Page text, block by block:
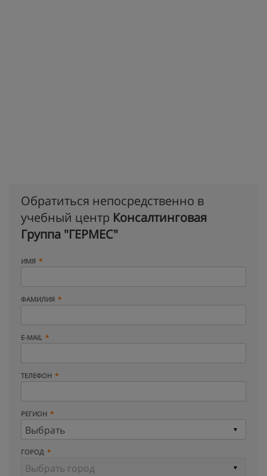
Обратиться непосредственно в
учебный центр Консалтинговая
Группа "ГЕРМЕС"
ИМЯ
ФАМИЛИЯ
E-MAIL
ТЕЛЕФОН
РЕГИОН
ГОРОД